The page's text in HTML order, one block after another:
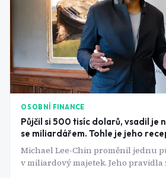
OSOBNÍ FINANCE
Půjčil si 500 tisíc dolarů, vsadil je
se miliardářem. Tohle je jeho
Michael Lee-Chin proměnil jednu
v miliardový majetek. Jeho